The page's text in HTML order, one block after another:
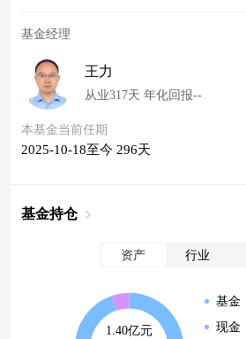
基金经理
王力
从业317天 年化回报--
本基金当前任期
2025-10-18至今 296天
基金持仓
资产 行业
1.40亿元
基金
现金